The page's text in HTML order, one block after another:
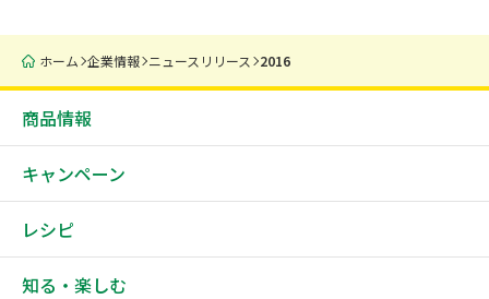
ホーム 企業情報 ニュースリリース 2016
商品情報
キャンペーン
レシピ
知る・楽しむ